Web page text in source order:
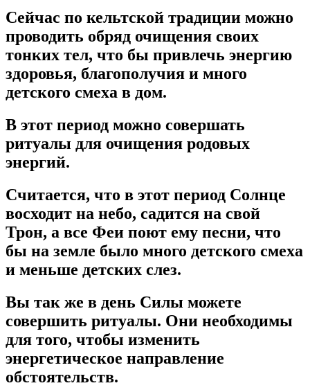
Сейчас по кельтской традиции можно
проводить обряд очищения своих
тонких тел, что бы привлечь энергию
здоровья, благополучия и много
детского смеха в дом.
В этот период можно совершать
ритуалы для очищения родовых
энергий.
Считается, что в этот период Солнце
восходит на небо, садится на свой
Трон, а все Феи поют ему песни, что
бы на земле было много детского смеха
и меньше детских слез.
Вы так же в день Силы можете
совершить ритуалы. Они необходимы
для того, чтобы изменить
энергетическое направление
обстоятельств.